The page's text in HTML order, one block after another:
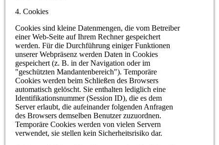
4. Cookies
Cookies sind kleine Datenmengen, die vom Betreiber
einer Web-Seite auf Ihrem Rechner gespeichert
werden. Für die Durchführung einiger Funktionen
unserer Webpräsenz werden Daten in Cookies
gespeichert (z. B. in der Navigation oder im
"geschützten Mandantenbereich"). Temporäre
Cookies werden beim Schließen des Browsers
automatisch gelöscht. Sie enthalten lediglich eine
Identifikationsnummer (Session ID), die es dem
Server erlaubt, die aufeinander folgenden Anfragen
des Browsers demselben Benutzer zuzuordnen.
Temporäre Cookies werden von vielen Servern
verwendet, sie stellen kein Sicherheitsrisiko dar.